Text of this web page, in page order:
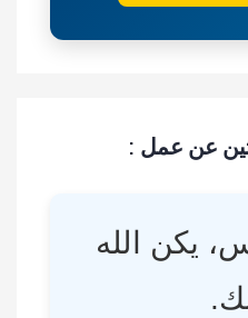
عن عمل :
يكن الله